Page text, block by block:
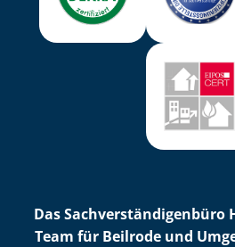
Das Sach­ver­stän­di­gen­bü­ro
Team für Beilrode und